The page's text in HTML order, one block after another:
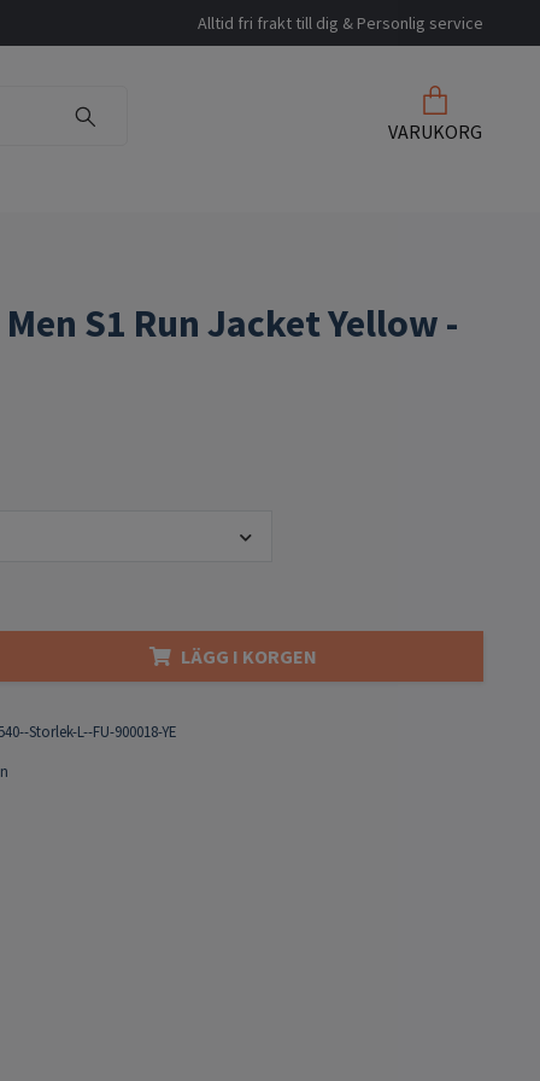
Alltid fri frakt till dig & Personlig service
VARUKORG
S1 Run Jacket Yellow -
LÄGG I KORGEN
Storlek-L--FU-900018-YE